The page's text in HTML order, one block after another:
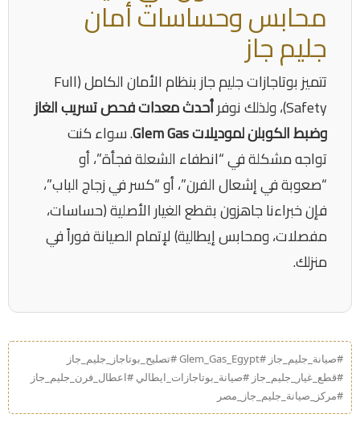
محابس وحساسات أمان
جليم جاز
تتميز بوتاجازات جليم جاز بنظام الأمان الكامل (Full
Safety)، ولذلك نوفر
أحدث معدات فحص تسريب الغاز
وضبط الكوبلن لموديلات Glem Gas
. سواء كنت
تواجه مشكلة في “انطفاء الشعلة فجأة”، أو
“صعوبة في إشعال الفرن”، أو “كسر في زجاج الباب”،
فإن خبراءنا جاهزون بقطع الغيار الأصلية (حساسات،
مفصلات، ومحابس إيطالية) لإتمام الصيانة فوراً في
منزلك.
#صيانة_جليم_جاز #Glem_Gas_Egypt #تصليح_بوتاجاز_جليم_جاز
#قطع_غيار_جليم_جاز #صيانة_بوتاجازات_ايطالي #اعطال_فرن_جليم_جاز
#مركز_صيانة_جليم_جاز_مصر